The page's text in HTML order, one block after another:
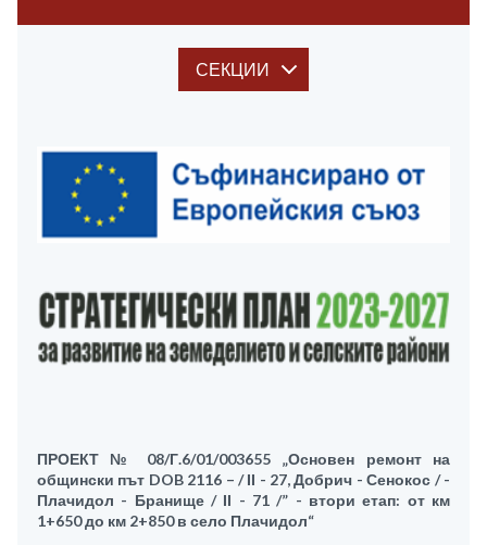
СЕКЦИИ
ПРОЕКТ № 08/Г.6/01/003655 „Основен ремонт на
общински път DOB 2116 – / ІІ - 27, Добрич - Сенокос / -
Плачидол - Бранище / ІІ - 71 /” - втори етап: от км
1+650 до км 2+850 в село Плачидол“